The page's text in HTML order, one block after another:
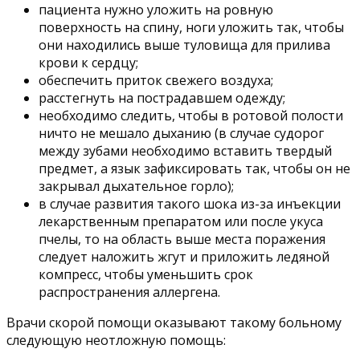
пациента нужно уложить на ровную
поверхность на спину, ноги уложить так, чтобы
они находились выше туловища для прилива
крови к сердцу;
обеспечить приток свежего воздуха;
расстегнуть на пострадавшем одежду;
необходимо следить, чтобы в ротовой полости
ничто не мешало дыханию (в случае судорог
между зубами необходимо вставить твердый
предмет, а язык зафиксировать так, чтобы он не
закрывал дыхательное горло);
в случае развития такого шока из-за инъекции
лекарственным препаратом или после укуса
пчелы, то на область выше места поражения
следует наложить жгут и приложить ледяной
компресс, чтобы уменьшить срок
распространения аллергена.
Врачи скорой помощи оказывают такому больному
следующую неотложную помощь: